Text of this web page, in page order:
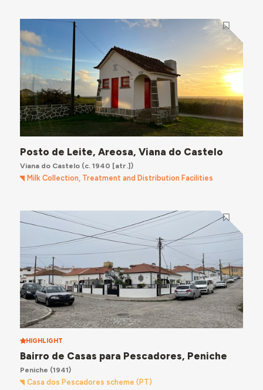
Posto de Leite, Areosa, Viana do Castelo
Viana do Castelo(c. 1940 [atr.])
Milk Collection, Treatment and Distribution Facilities
HIGHLIGHT
Bairro de Casas para Pescadores, Peniche
Peniche (1941)
Casa dos Pescadores scheme (PT)